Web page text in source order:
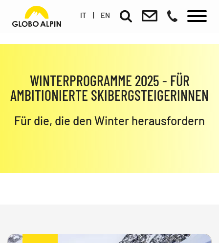
IT | EN
WINTERPROGRAMME 2025 - FÜR
AMBITIONIERTE SKIBERGSTEIGERINNEN
Für die, die den Winter herausfordern